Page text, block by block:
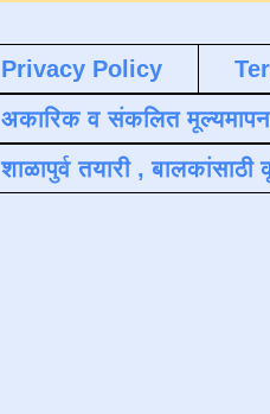
Privacy Policy
अकारिक व संकलित मूल्यमापन
शाळापुर्व तयारी , बालकांसाठी